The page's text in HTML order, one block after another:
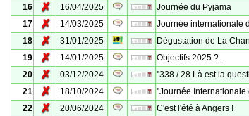
16
✗ 16/04/2025
Journée du Pyjama
17
✗ 14/03/2025
Journée internationale
18
✗ 31/01/2025
Dégustation de La
19
✗ 14/01/2025
Objectifs 2025 ?...
20
✗ 03/12/2024
''338 / 28 Là est la
21
✗ 18/10/2024
''Journée Internationale
22
✗ 20/06/2024
C'est l'été à Angers !